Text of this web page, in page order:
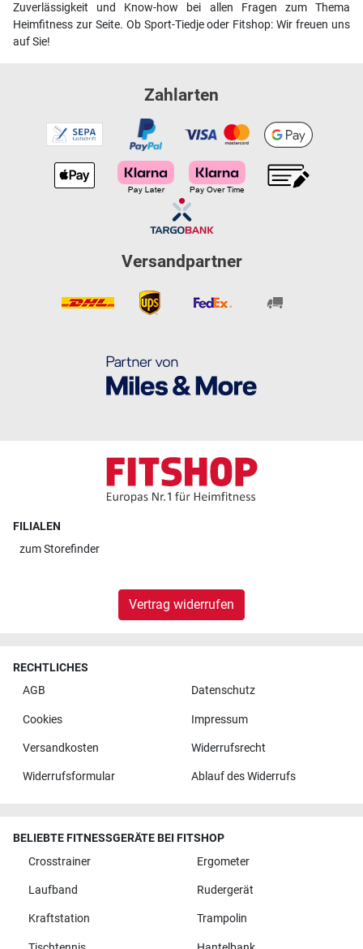
Zuverlässigkeit und Know-how bei allen Fragen zum Thema
Heimfitness zur Seite. Ob Sport-Tiedje oder Fitshop: Wir freuen uns
auf Sie!
Zahlarten
Versandpartner
FILIALEN
zumStorefinder
Vertrag widerrufen
RECHTLICHES
AGB
Datenschutz
Cookies Impressum
Versandkosten Widerrufsrecht
Widerrufsformular Ablauf des Widerrufs
BELIEBTE FITNESSGERÄTE BEI FITSHOP
Crosstrainer
Ergometer
Laufband Rudergerät
Kraftstation Trampolin